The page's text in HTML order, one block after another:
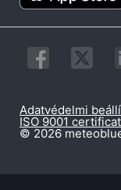
© 2026
ISO 9001
Adatvédelmi